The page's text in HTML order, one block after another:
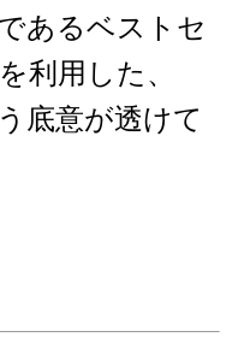
あるベストセ
利用した、
底意が透けて